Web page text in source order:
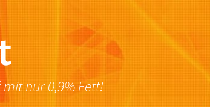
nur 0,9% Fett!